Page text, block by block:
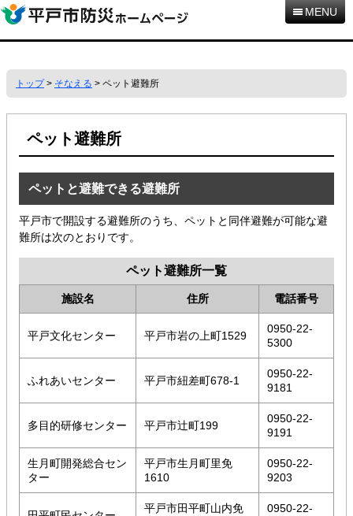
本
文
へ
動
MENU
トップ> そなえる > ペット避難所
ペット避難所
ペットと避難できる避難所
平戸市で開設する避難所のうち、ペットと同伴避難が可能な避
難所は次のとおりです。
ペット避難所一覧
施設名 住所 電話番号
平戸文化センター 平戸市岩の上町1529
0950-22-
5300
ふれあいセンター 平戸市紐差町678-1
0950-22-
9181
多目的研修センター 平戸市辻町199
0950-22-
9191
生月町開発総合セン
ター
平戸市生月町里免
1610
0950-22-
9203
平戸市田平町山内免
0950-22-